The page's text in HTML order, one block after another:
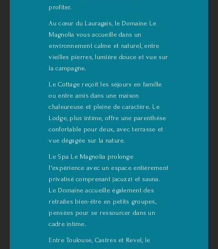
profiter.
Au cœur du Lauragais, le Domaine Le
Magnolia vous accueille dans un
environnement calme et naturel, entre
vieilles pierres, lumière douce et vue sur
la campagne.
Le Cottage reçoit les séjours en famille
ou entre amis dans une maison
chaleureuse et pleine de caractère. Le
Lodge, plus intime, offre une parenthèse
confortable pour deux, avec terrasse et
vue dégagée sur la nature.
Le Spa Le Magnolia prolonge
l'expérience avec un espace entièrement
privatisé comprenant jacuzzi et sauna.
Le Domaine accueille également des
retraites bien-être en petits groupes,
pensées pour se ressourcer dans un
cadre intime.
Entre Toulouse, Castres et Revel, le